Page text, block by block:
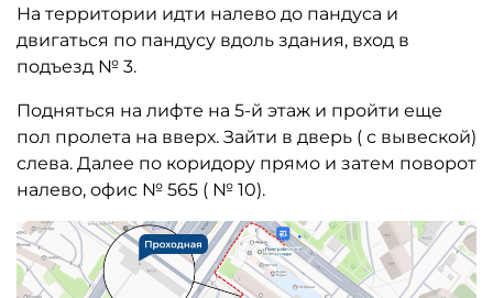
На территории идти налево до пандуса и
двигаться по пандусу вдоль здания, вход в
подъезд № 3.
Подняться на лифте на 5-й этаж и пройти еще
пол пролета на вверх. Зайти в дверь ( с вывеской)
слева. Далее по коридору прямо и затем поворот
налево, офис № 565 ( № 10).